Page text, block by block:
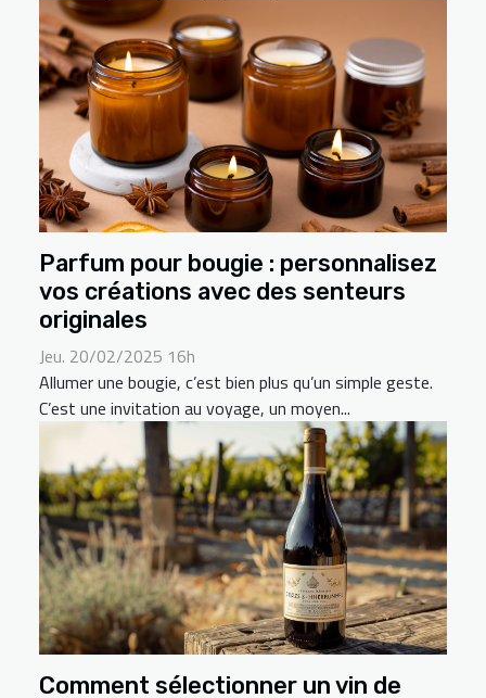
Parfum pour bougie : personnalisez
vos créations avec des senteurs
originales
Jeu. 20/02/2025 16h
Allumer une bougie, c’est bien plus qu’un simple geste.
C’est une invitation au voyage, un moyen...
Comment sélectionner un vin de